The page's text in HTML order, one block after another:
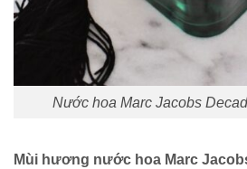
Nước hoa Marc Jacobs
Mùi hương nước hoa Marc